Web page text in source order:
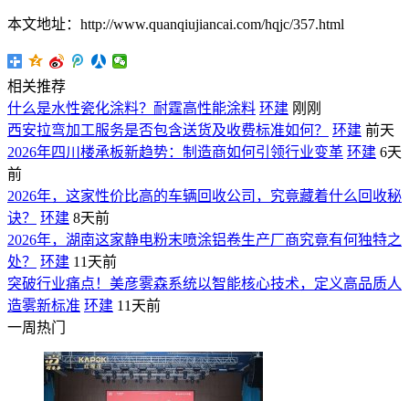
本文地址：http://www.quanqiujiancai.com/hqjc/357.html
相关推荐
什么是水性瓷化涂料？耐霆高性能涂料 环建 刚刚
西安拉弯加工服务是否包含送货及收费标准如何？
环建 前天
2026年四川楼承板新趋势：制造商如何引领行业变革 环建 6天
前
2026年，这家性价比高的车辆回收公司，究竟藏着什么回收秘
诀？
环建 8天前
2026年，湖南这家静电粉末喷涂铝卷生产厂商究竟有何独特之
处？
环建 11天前
突破行业痛点！美彦雾森系统以智能核心技术，定义高品质人
造雾新标准 环建 11天前
一周热门